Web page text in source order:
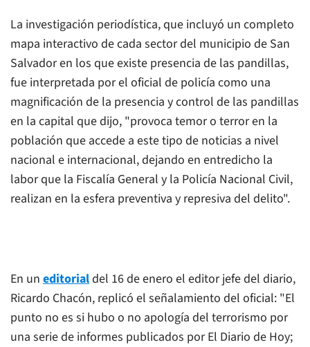
La investigación periodística, que incluyó un completo
mapa interactivo de cada sector del municipio de San
Salvador en los que existe presencia de las pandillas,
fue interpretada por el oficial de policía como una
magnificación de la presencia y control de las pandillas
en la capital que dijo, "provoca temor o terror en la
población que accede a este tipo de noticias a nivel
nacional e internacional, dejando en entredicho la
labor que la Fiscalía General y la Policía Nacional Civil,
realizan en la esfera preventiva y represiva del delito".
En un editorialdel 16 de enero el editor jefe del diario,
Ricardo Chacón, replicó el señalamiento del oficial: "El
punto no es si hubo o no apología del terrorismo por
una serie de informes publicados porEl Diario de Hoy;